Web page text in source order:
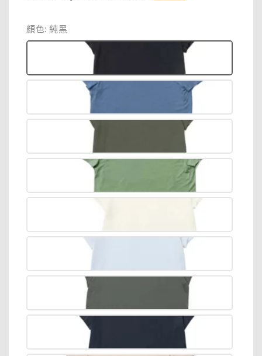
顏色: 純黑